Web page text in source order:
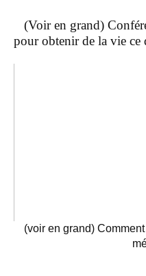
(Voir en grand)
pour obtenir de la vie ce
(voir en grand)